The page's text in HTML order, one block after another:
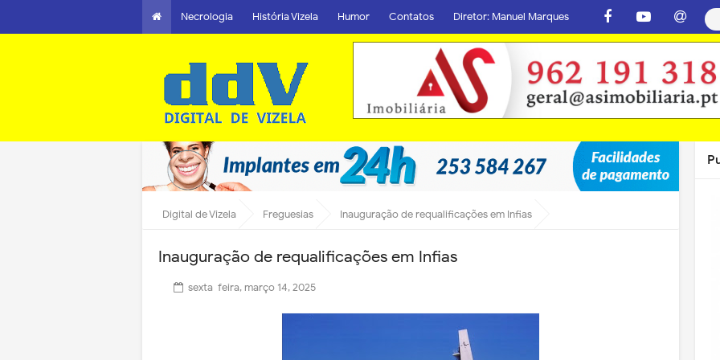
Necrologia História Vizela Humor Contatos Diretor: Manuel Marques
Digital de Vizela Freguesias Inauguração de requalificações em Infias
Inauguração de requalificações em Infias
sexta-feira, março 14, 2025